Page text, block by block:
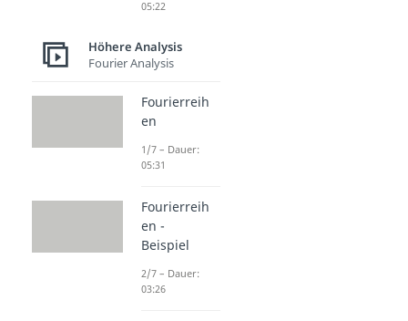
05:22
Höhere Analysis
Fourier Analysis
Fourierreih
en
1/7 – Dauer:
05:31
Fourierreih
en -
Beispiel
2/7 – Dauer:
03:26